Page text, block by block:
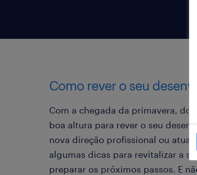
Como rever o seu
Com a chegada da primavera,
boa altura para rever o seu
nova direção profissional ou
algumas dicas para revitalizar a
preparar os próximos passos. E